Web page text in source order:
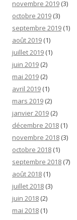
novembre 2019 (3)
octobre 2019 (3)
septembre 2019 (1)
août 2019 (1)
juillet 2019 (1)
juin 2019 (2)
mai 2019 (2)
avril 2019 (1)
mars 2019 (2)
janvier 2019 (2)
décembre 2018 (1)
novembre 2018 (3)
octobre 2018 (1)
septembre 2018 (7)
août 2018 (1)
juillet 2018 (3)
juin 2018 (2)
mai 2018 (1)